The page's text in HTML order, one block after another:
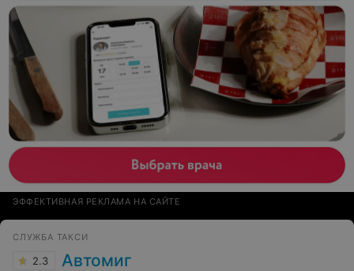
ЭФФЕКТИВНАЯ РЕКЛАМА НА САЙТЕ
СЛУЖБА ТАКСИ
2.3 Автомиг